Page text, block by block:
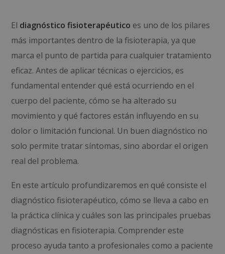
El diagnóstico fisioterapéutico es uno de los pilares
más importantes dentro de la fisioterapia, ya que
marca el punto de partida para cualquier tratamiento
eficaz. Antes de aplicar técnicas o ejercicios, es
fundamental entender qué está ocurriendo en el
cuerpo del paciente, cómo se ha alterado su
movimiento y qué factores están influyendo en su
dolor o limitación funcional. Un buen diagnóstico no
solo permite tratar síntomas, sino abordar el origen
real del problema.
En este artículo profundizaremos en qué consiste el
diagnóstico fisioterapéutico, cómo se lleva a cabo en
la práctica clínica y cuáles son las principales pruebas
diagnósticas en fisioterapia. Comprender este
proceso ayuda tanto a profesionales como a paciente